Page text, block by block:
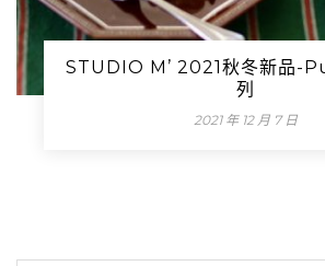
STUDIO M’ 2021秋冬新品-
列
2021 年 12 月 7 日